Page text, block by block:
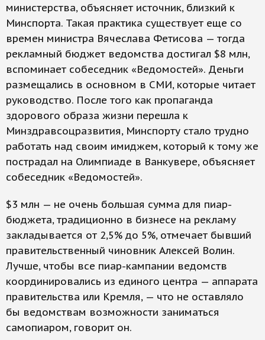
министерства, объясняет источник, близкий к
Минспорта. Такая практика существует еще со
времен министра Вячеслава Фетисова — тогда
рекламный бюджет ведомства достигал $8 млн,
вспоминает собеседник «Ведомостей». Деньги
размещались в основном в СМИ, которые читает
руководство. После того как пропаганда
здорового образа жизни перешла к
Минздравсоцразвития, Минспорту стало трудно
работать над своим имиджем, который к тому же
пострадал на Олимпиаде в Ванкувере, объясняет
собеседник «Ведомостей».
$3 млн — не очень большая сумма для пиар-
бюджета, традиционно в бизнесе на рекламу
закладывается от 2,5% до 5%, отмечает бывший
правительственный чиновник Алексей Волин.
Лучше, чтобы все пиар-кампании ведомств
координировались из единого центра — аппарата
правительства или Кремля, — что не оставляло
бы ведомствам возможности заниматься
самопиаром, говорит он.